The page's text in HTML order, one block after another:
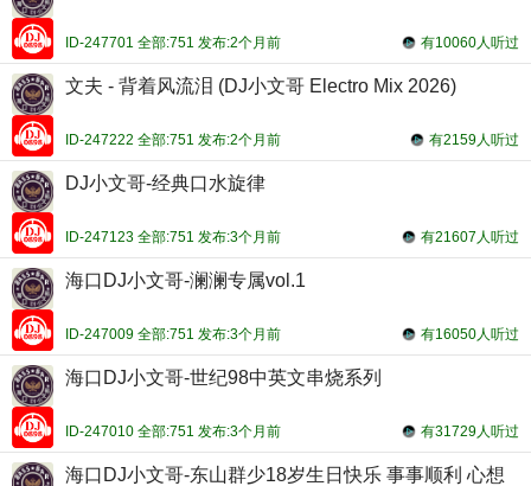
有10060人听过
ID-247701 全部:751 发布:2个月前
文夫 - 背着风流泪 (DJ小文哥 Electro Mix 2026)
有2159人听过
ID-247222 全部:751 发布:2个月前
DJ小文哥-经典口水旋律
有21607人听过
ID-247123 全部:751 发布:3个月前
海口DJ小文哥-澜澜专属vol.1
有16050人听过
ID-247009 全部:751 发布:3个月前
海口DJ小文哥-世纪98中英文串烧系列
有31729人听过
ID-247010 全部:751 发布:3个月前
海口DJ小文哥-东山群少18岁生日快乐 事事顺利 心想